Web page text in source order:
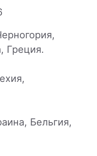
Греция.
Бельгия,